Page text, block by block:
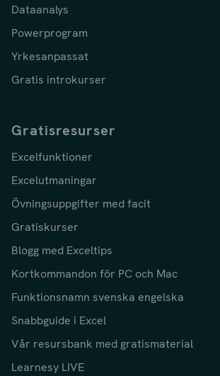
Dataanalys
Powerprogram
Yrkesanpassat
Gratis introkurser
Gratisresurser
Excelfunktioner
Excelutmaningar
Övningsuppgifter med facit
Gratiskurser
Blogg med Exceltips
Kortkommandon för PC och Mac
Funktionsnamn svenska engelska
Snabbguide i Excel
Vår resursbank med gratismaterial
Learnesy LIVE